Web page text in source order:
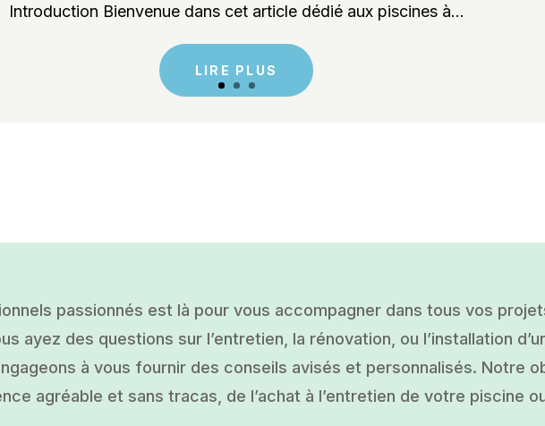
Introduction Bienvenue dans cet article dédié aux piscines à...
LIRE PLUS
passionnés est là pour vous accompagner dans tous vos
ayez des questions sur l’entretien, la rénovation, ou l’installation
à vous fournir des conseils avisés et personnalisés. Notre
agréable et sans tracas, de l’achat à l’entretien de votre piscine